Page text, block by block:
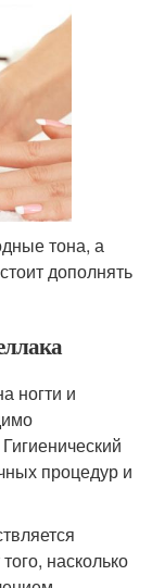
тона, а
дополнять
ногти и
процедур и
насколько